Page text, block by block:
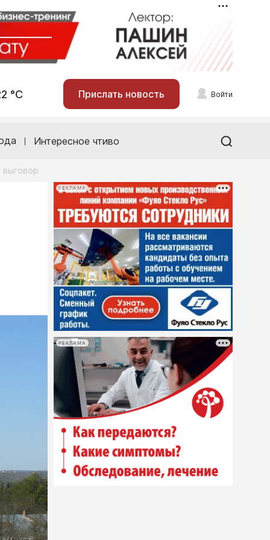
°С Прислать новость Войти
Интересное чтиво
выговор
РЕКЛАМА
РЕКЛАМА